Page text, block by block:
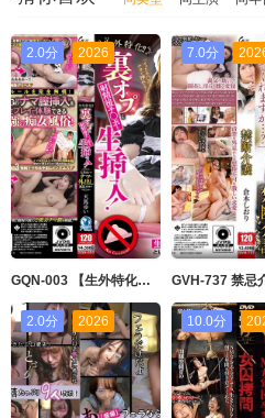
2.0分 2026
GQN-003 【生外特化！！】里选项射精后插入小弟的天马唯的生外带走风俗塔 天马ゆい グローリークエスト
7.0分
2.0分 2026 10.0分